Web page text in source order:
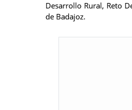
Desarrollo Rural, Reto
de Badajoz.